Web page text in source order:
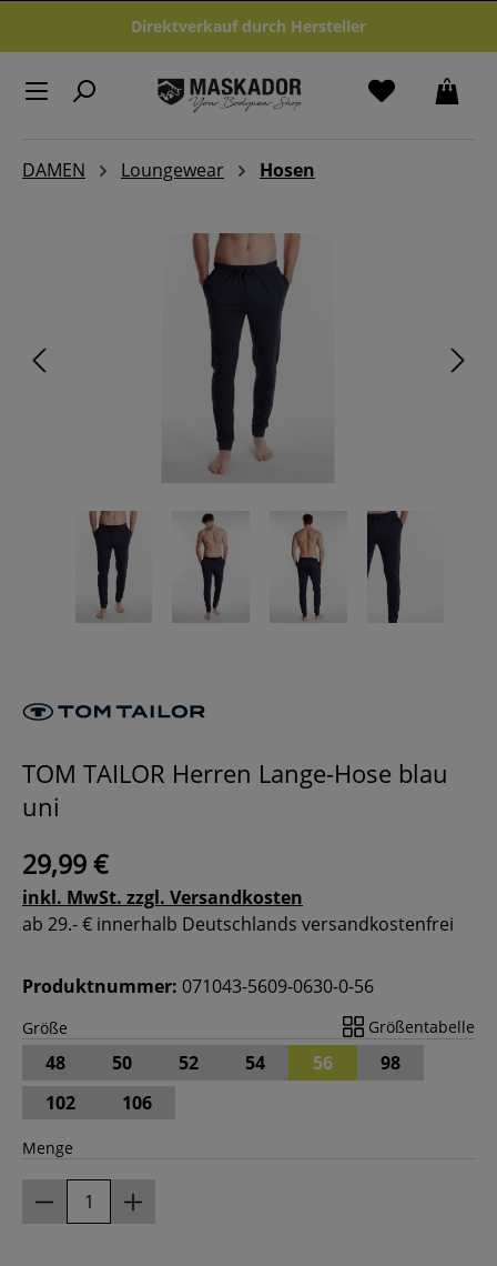
Zum Hauptinhalt springenDirektverkauf durch Hersteller
DAMEN Loungewear Hosen
TOM TAILOR Herren Lange-Hose blau
uni
29,99 €
inkl. MwSt. zzgl. Versandkosten
ab 29.- € innerhalb Deutschlands versandkostenfrei
Produktnummer: 071043-5609-0630-0-56
Größe Größentabelle
48 50 52 54 56
98
102
106
Menge